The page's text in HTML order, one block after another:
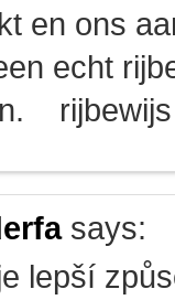
en ons
echt
says:
lepší